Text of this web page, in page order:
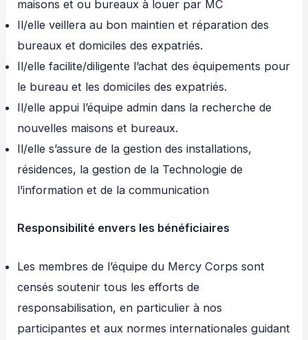
maisons et ou bureaux à louer par MC
Il/elle veillera au bon maintien et réparation des
bureaux et domiciles des expatriés.
Il/elle facilite/diligente l’achat des équipements pour
le bureau et les domiciles des expatriés.
Il/elle appui l’équipe admin dans la recherche de
nouvelles maisons et bureaux.
Il/elle s’assure de la gestion des installations,
résidences, la gestion de la Technologie de
l’information et de la communication
Responsibilité envers les bénéficiaires
Les membres de l’équipe du Mercy Corps sont
censés soutenir tous les efforts de
responsabilisation, en particulier à nos
participantes et aux normes internationales guidant